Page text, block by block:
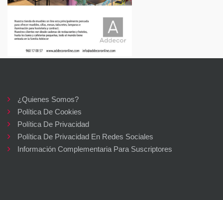
El Colmado de Lalola
Bordadores, 10 (a los pies del Micalet)
¿Quienes Somos?
Política De Cookies
Política De Privacidad
Política De Privacidad En Redes Sociales
Información Complementaria Para Suscriptores